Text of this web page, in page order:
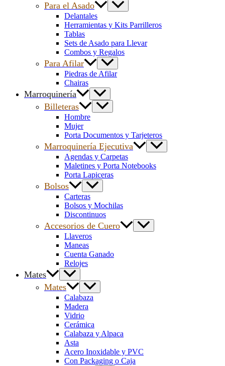
Para el Asado
Delantales
Herramientas y Kits Parrilleros
Tablas
Sets de Asado para Llevar
Combos y Regalos
Para Afilar
Piedras de Afilar
Chairas
Marroquinería
Billeteras
Hombre
Mujer
Porta Documentos y Tarjeteros
Marroquinería Ejecutiva
Agendas y Carpetas
Maletines y Porta Notebooks
Porta Lapiceras
Bolsos
Carteras
Bolsos y Mochilas
Discontinuos
Accesorios de Cuero
Llaveros
Maneas
Cuenta Ganado
Relojes
Mates
Mates
Calabaza
Madera
Vidrio
Cerámica
Calabaza y Alpaca
Asta
Acero Inoxidable y PVC
Con Packaging o Caja